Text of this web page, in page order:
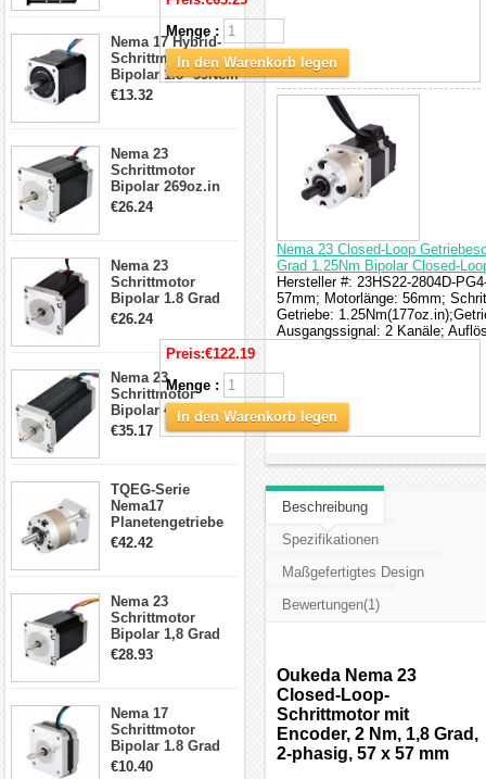
17, 23, 24
Schrittmotor
Nema 17 Hybrid-
Schrittmotor
Bipolar 1.8° 59Ncm
2A 4 Drähte mit 1m
€13.32
Nema 23
Schrittmotor
Bipolar 269oz.in
2,8A 57x57x76mm
€26.24
Nema 23
Schrittmotor
Bipolar 1.8 Grad
1.9Nm 3A 3.36V 4
Schrittmotor DIY
CNC Fräse
€26.24
Nema 23
Schrittmotor
Bipolar 425oz.in
4.2A 57x57x114mm
€35.17
TQEG-Serie
Nema17
Planetengetriebe
5:1 Spiel 15Arc-
€42.42
Nema 23
Schrittmotor
Bipolar 1,8 Grad
2,83Nm 4 A 2,26V
€28.93
Nema 17
Schrittmotor
Bipolar 1.8 Grad
8.7Ncm 1A 3.5V 4
€10.40
Menge :
In den Warenkorb legen
Nema 23 Closed-Loop
Grad 1.25Nm Bipolar Closed-
Hersteller #: 23HS22-2804D-
57mm; Motorlänge: 56mm;
Getriebe:
Ausgangssignal: 2 Kanäle;
Preis:€122.19
Menge :
In den Warenkorb legen
Beschreibung
Spezifikationen
Maßgefertigtes Design
Bewertungen(1)
Oukeda Nema 23
Closed-Loop-
Schrittmotor mit
Encoder, 2 Nm, 1,8 Grad,
2-phasig, 57 x 57 mm